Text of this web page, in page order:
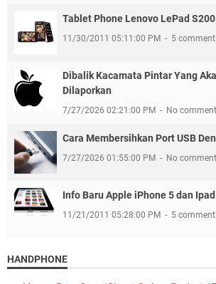
Tablet Phone Lenovo LePad
11/30/2011 05:11:00 PM 5
Dibalik Kacamata Pintar Yang
Dilaporkan
7/27/2026 02:21:00 PM No
Cara Membersihkan Port USB
7/27/2026 01:55:00 PM No
Info Baru Apple iPhone 5 dan
11/21/2011 05:28:00 PM 5
HANDPHONE